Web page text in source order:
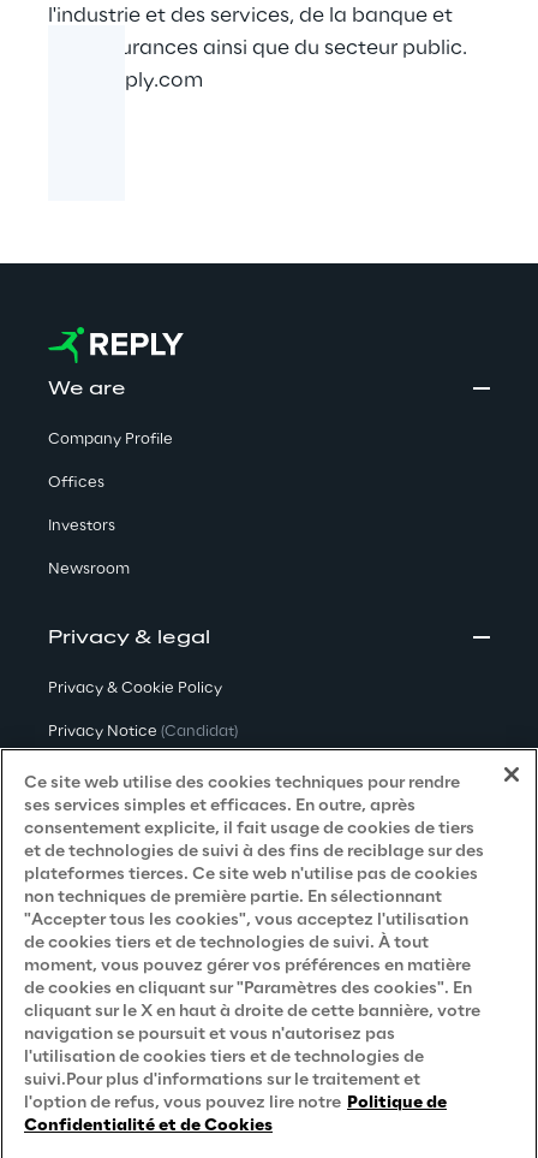
l'industrie et des services, de la banque et
des assurances ainsi que du secteur public.
www.reply.com
We are
Company Profile
Offices
Investors
Newsroom
Privacy & legal
Privacy & Cookie Policy
Privacy Notice (Candidat)
Privacy Notice (Client)
Privacy Notice (Fournisseur)
Privacy Notice(Marketing)
Accessibility Statement
Careers
Contacts
Ce site web utilise des cookies techniques pour rendre
ses services simples et efficaces. En outre, après
consentement explicite, il fait usage de cookies de tiers
et de technologies de suivi à des fins de reciblage sur des
plateformes tierces. Ce site web n'utilise pas de cookies
non techniques de première partie. En sélectionnant
"Accepter tous les cookies", vous acceptez l'utilisation
de cookies tiers et de technologies de suivi. À tout
moment, vous pouvez gérer vos préférences en matière
de cookies en cliquant sur "Paramètres des cookies". En
cliquant sur le X en haut à droite de cette bannière, votre
navigation se poursuit et vous n'autorisez pas
l'utilisation de cookies tiers et de technologies de
suivi.Pour plus d'informations sur le traitement et
l'option de refus, vous pouvez lire notre Politique de
Confidentialité et de Cookies